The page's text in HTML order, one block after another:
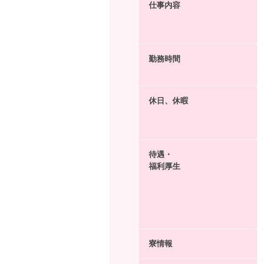
仕事内容
勤務時間
休日、休暇
待遇・
福利厚生
寮情報